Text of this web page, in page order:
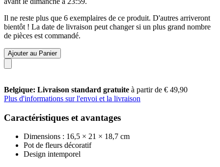
Il ne reste plus que 6 exemplaires de ce produit. D'autres arriveront
bientôt ! La date de livraison peut changer si un plus grand nombre
de pièces est commandé.
Ajouter au Panier
Belgique: Livraison standard gratuite à partir de € 49,90
Plus d'informations sur l'envoi et la livraison
Caractéristiques et avantages
Dimensions : 16,5 × 21 × 18,7 cm
Pot de fleurs décoratif
Design intemporel